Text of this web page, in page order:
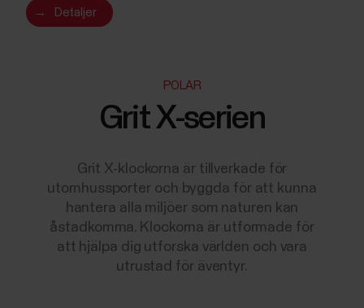
→ Detaljer
POLAR
Grit X-serien
Grit X-klockorna är tillverkade för
utomhussporter och byggda för att kunna
hantera alla miljöer som naturen kan
åstadkomma. Klockorna är utformade för
att hjälpa dig utforska världen och vara
utrustad för äventyr.